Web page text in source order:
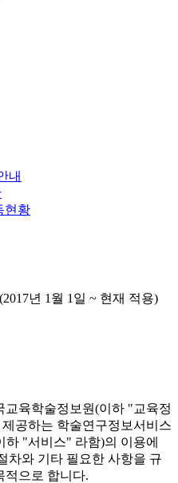
내
현황
년 1월 1일 ~ 현재 적용)
교육학술정보원(이하 "교육정
공하는 학술연구정보서비스
하 "서비스" 라함)의 이용에
차와 기타 필요한 사항을 규
적으로 합니다.